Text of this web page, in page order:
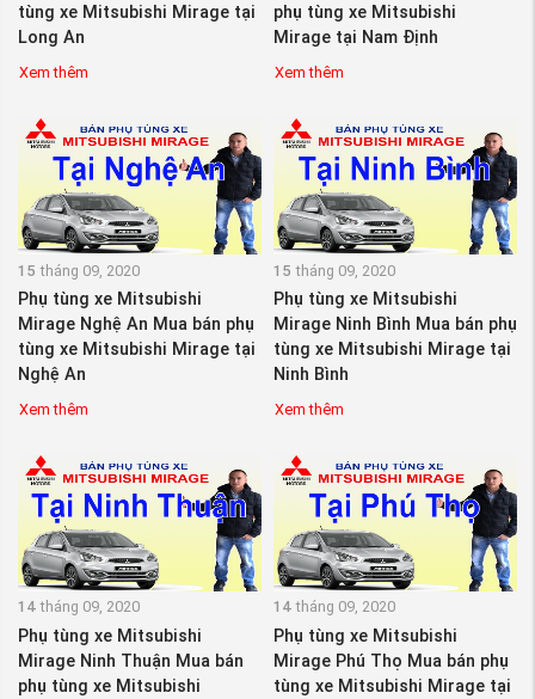
tùng xe Mitsubishi Mirage tại
Long An
Xem thêm
phụ tùng xe Mitsubishi
Mirage tại Nam Định
Xem thêm
15 tháng 09, 2020
Phụ tùng xe Mitsubishi
Mirage Nghệ An Mua bán phụ
tùng xe Mitsubishi Mirage tại
Nghệ An
Xem thêm
15 tháng 09, 2020
Phụ tùng xe Mitsubishi
Mirage Ninh Bình Mua bán phụ
tùng xe Mitsubishi Mirage tại
Ninh Bình
Xem thêm
14 tháng 09, 2020
Phụ tùng xe Mitsubishi
Mirage Ninh Thuận Mua bán
phụ tùng xe Mitsubishi
14 tháng 09, 2020
Phụ tùng xe Mitsubishi
Mirage Phú Thọ Mua bán phụ
tùng xe Mitsubishi Mirage tại